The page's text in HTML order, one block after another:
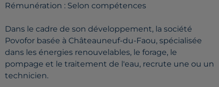
Rémunération : Selon compétences
Dans le cadre de son développement, la société
Povofor basée à Châteauneuf-du-Faou, spécialisée
dans les énergies renouvelables, le forage, le
pompage et le traitement de l'eau, recrute une ou un
technicien.